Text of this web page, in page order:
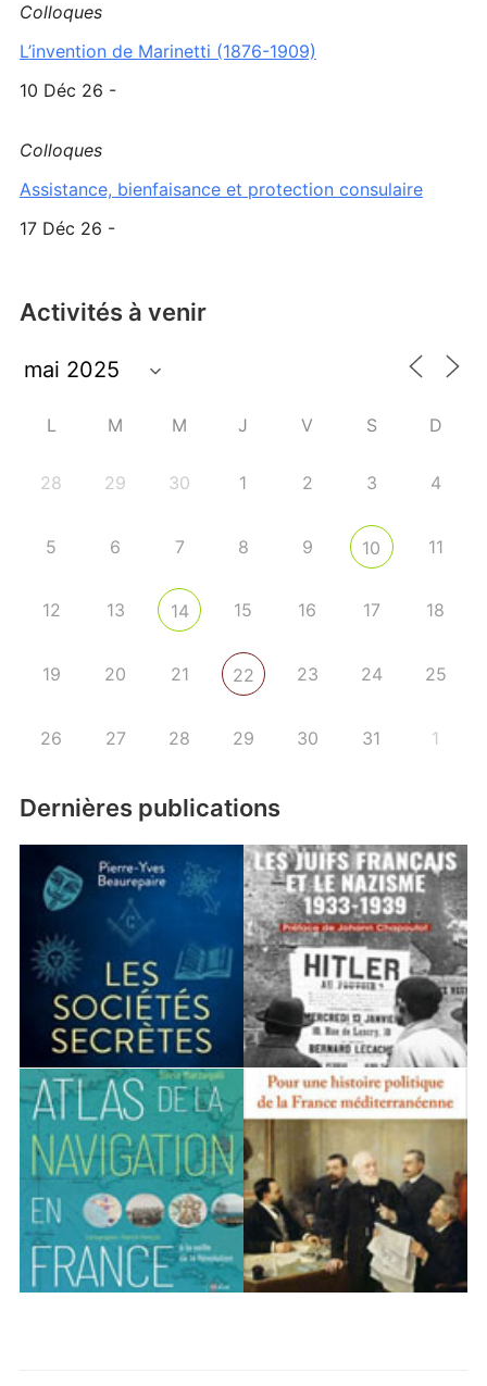
Colloques
L’invention de Marinetti (1876-1909)
10 Déc 26 -
Colloques
Assistance, bienfaisance et protection consulaire
17 Déc 26 -
Activités à venir
L M M J V S D
28 29 30 1 2 3 4
5 6 7 8 9 10 11
12 13 14 15 16 17 18
19 20 21 22 23 24 25
26 27 28 29 30 31 1
Dernières publications